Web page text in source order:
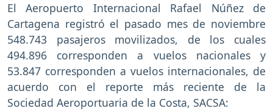
El Aeropuerto Internacional Rafael Núñez de
Cartagena registró el pasado mes de noviembre
548.743 pasajeros movilizados, de los cuales
494.896 corresponden a vuelos nacionales y
53.847 corresponden a vuelos internacionales, de
acuerdo con el reporte más reciente de la
Sociedad Aeroportuaria de la Costa, SACSA: